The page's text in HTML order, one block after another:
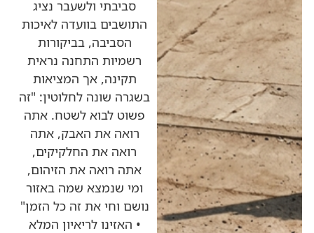
סביבתי ולשעבר נציג
התושבים בוועדה לאיכות
הסביבה, בביקורות
רשמיות התחנה נראית
תקינה, אך המציאות
בשגרה שונה לחלוטין: "זה
פשוט לבוא לשטח. אתה
רואה את האבק, אתה
רואה את החלקיקים,
אתה רואה את הזיהום,
ומי שנמצא שמה באזור
נושם וחי את זה כל הזמן"
• האזינו לריאיון המלא